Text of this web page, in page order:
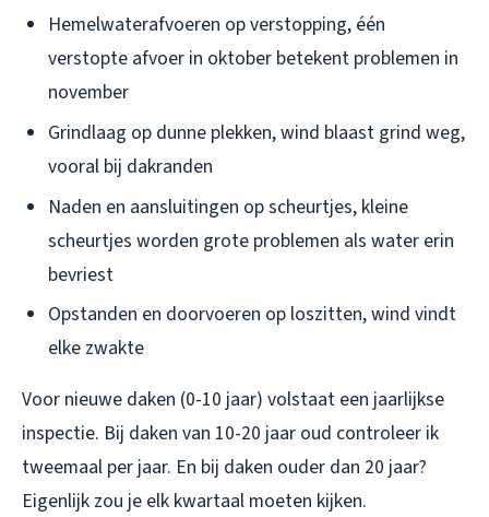
Hemelwaterafvoeren op verstopping, één
verstopte afvoer in oktober betekent problemen in
november
Grindlaag op dunne plekken, wind blaast grind weg,
vooral bij dakranden
Naden en aansluitingen op scheurtjes, kleine
scheurtjes worden grote problemen als water erin
bevriest
Opstanden en doorvoeren op loszitten, wind vindt
elke zwakte
Voor nieuwe daken (0-10 jaar) volstaat een jaarlijkse
inspectie. Bij daken van 10-20 jaar oud controleer ik
tweemaal per jaar. En bij daken ouder dan 20 jaar?
Eigenlijk zou je elk kwartaal moeten kijken.